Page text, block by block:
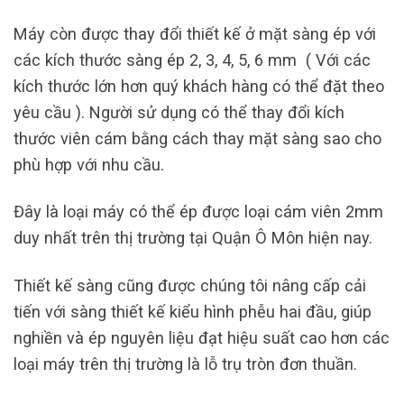
Máy còn được thay đổi thiết kế ở mặt sàng ép với
các kích thước sàng ép 2, 3, 4, 5, 6 mm ( Với các
kích thước lớn hơn quý khách hàng có thể đặt theo
yêu cầu ). Người sử dụng có thể thay đổi kích
thước viên cám bằng cách thay mặt sàng sao cho
phù hợp với nhu cầu.
Đây là loại máy có thể ép được loại cám viên 2mm
duy nhất trên thị trường tại Quận Ô Môn hiện nay.
Thiết kế sàng cũng được chúng tôi nâng cấp cải
tiến với sàng thiết kế kiểu hình phễu hai đầu, giúp
nghiền và ép nguyên liệu đạt hiệu suất cao hơn các
loại máy trên thị trường là lỗ trụ tròn đơn thuần.